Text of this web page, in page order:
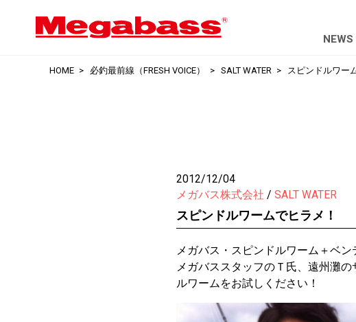
NEWS
HOME 必釣最前線（FRESH VOICE） SALT WATER スピンドルワー
2012/12/04
メガバス株式会社
SALT WATER
スピンドルワームでヒラメ！
メガバス・スピンドルワーム＋ベ
メガバススタッフのＴ氏、遠州灘
ルワームをお試しください！